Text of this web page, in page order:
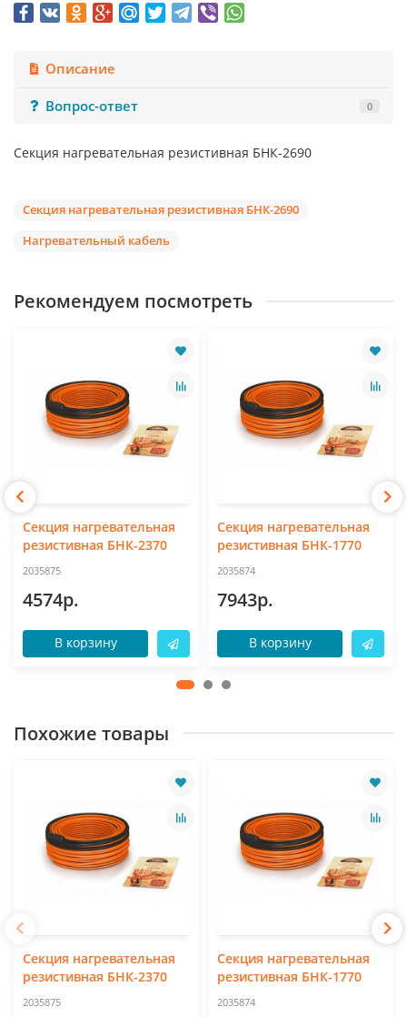
Описание
Вопрос-ответ
0
Секция нагревательная резистивная БНК-2690
Секция нагревательная резистивная БНК-2690
Нагревательный кабель
Рекомендуем посмотреть
Секция нагревательная
резистивная БНК-2370
2035875
4574р.
В корзину
Секция нагревательная
резистивная БНК-1770
2035874
7943р.
В корзину
Похожие товары
Секция нагревательная
резистивная БНК-2370
2035875
Секция нагревательная
резистивная БНК-1770
2035874